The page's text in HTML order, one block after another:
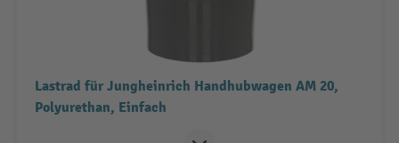
Lastrad für Jungheinrich Handhubwagen AM 20,
Polyurethan, Einfach